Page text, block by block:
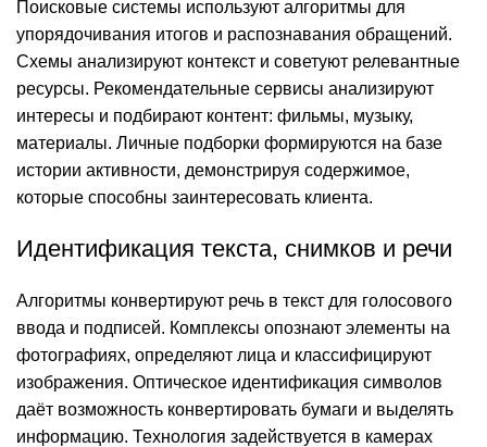
Поисковые системы используют алгоритмы для
упорядочивания итогов и распознавания обращений.
Схемы анализируют контекст и советуют релевантные
ресурсы. Рекомендательные сервисы анализируют
интересы и подбирают контент: фильмы, музыку,
материалы. Личные подборки формируются на базе
истории активности, демонстрируя содержимое,
которые способны заинтересовать клиента.
Идентификация текста, снимков и речи
Алгоритмы конвертируют речь в текст для голосового
ввода и подписей. Комплексы опознают элементы на
фотографиях, определяют лица и классифицируют
изображения. Оптическое идентификация символов
даёт возможность конвертировать бумаги и выделять
информацию. Технология задействуется в камерах